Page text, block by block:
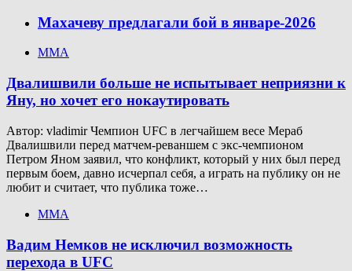
Махачеву предлагали бой в январе-2026
ММА
Двалишвили больше не испытывает неприязни к
Яну, но хочет его нокаутировать
Автор: vladimir Чемпион UFC в легчайшем весе Мераб
Двалишвили перед матчем-реваншем с экс-чемпионом
Петром Яном заявил, что конфликт, который у них был перед
первым боем, давно исчерпал себя, а играть на публику он не
любит и считает, что публика тоже…
ММА
Вадим Немков не исключил возможность
перехода в UFC